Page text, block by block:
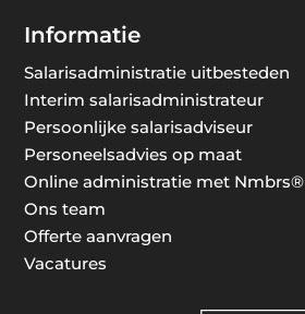
Informatie
Salarisadministratie uitbesteden
Interim salarisadministrateur
Persoonlijke salarisadviseur
Personeelsadvies op maat
Online administratie met Nmbrs®
Ons team
Offerte aanvragen
Vacatures